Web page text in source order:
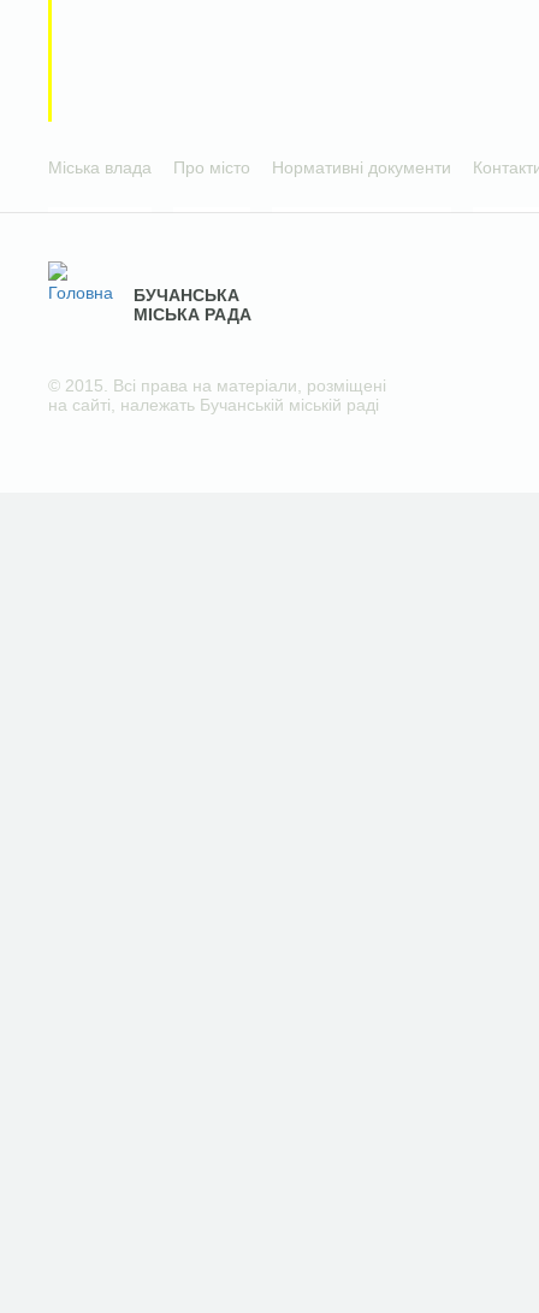
Міська влада Про місто Нормативні документи
БУЧАНСЬКА
МІСЬКА РАДА
© 2015. Всі права на матеріали, розміщені
на сайті, належать Бучанській міській раді